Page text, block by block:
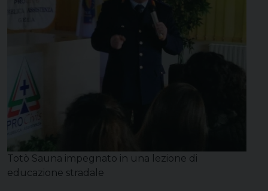
Totò Sauna impegnato in una lezione di
educazione stradale